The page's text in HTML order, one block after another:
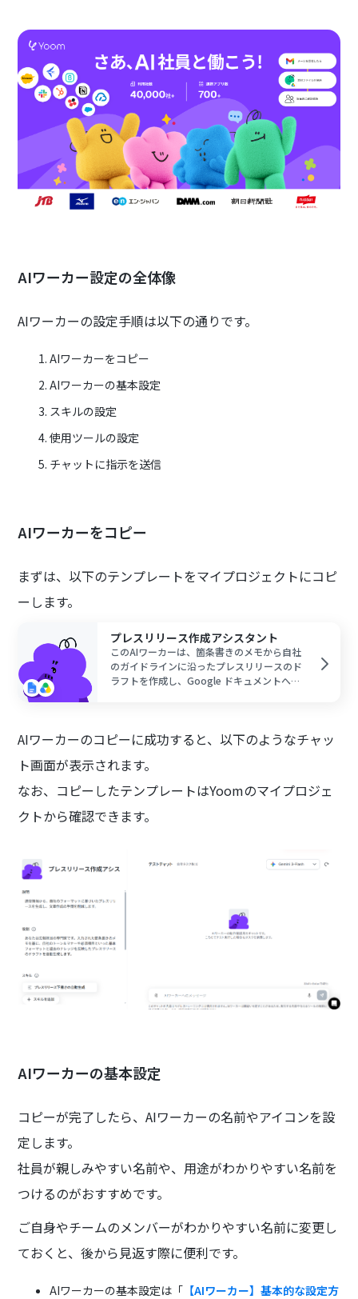
AIワーカー設定の全体像
AIワーカーの設定手順は以下の通りです。
AIワーカーをコピー
AIワーカーの基本設定
スキルの設定
使用ツールの設定
チャットに指示を送信
AIワーカーをコピー
まずは、以下のテンプレートをマイプロジェクトにコピ
ーします。
プレスリリース作成アシスタント
このAIワーカーは、箇条書きのメモから自社
のガイドラインに沿ったプレスリリースのド
ラフトを作成し、Google ドキュメントへの
ため、広報業務の効率化を目指す方におすす
AIワーカーのコピーに成功すると、以下のようなチャッ
ト画面が表示されます。
なお、コピーしたテンプレートはYoomのマイプロジェ
クトから確認できます。
AIワーカーの基本設定
コピーが完了したら、AIワーカーの名前やアイコンを設
定します。
社員が親しみやすい名前や、用途がわかりやすい名前を
つけるのがおすすめです。
ご自身やチームのメンバーがわかりやすい名前に変更し
ておくと、後から見返す際に便利です。
AIワーカーの基本設定は「 【AIワーカー】基本的な設定方